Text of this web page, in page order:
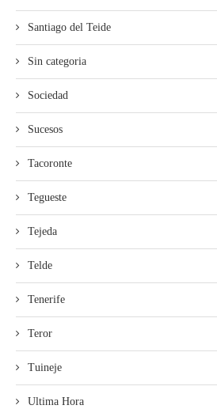
Santiago del Teide
Sin categoria
Sociedad
Sucesos
Tacoronte
Tegueste
Tejeda
Telde
Tenerife
Teror
Tuineje
Ultima Hora